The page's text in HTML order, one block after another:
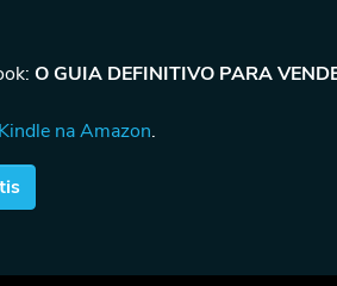
O GUIA DEFINITIVO PARA
na Amazon.